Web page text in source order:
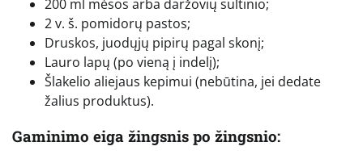
200 ml mėsos arba daržovių sultinio;
2 v. š. pomidorų pastos;
Druskos, juodųjų pipirų pagal skonį;
Lauro lapų (po vieną į indelį);
Šlakelio aliejaus kepimui (nebūtina, jei dedate
žalius produktus).
Gaminimo eiga žingsnis po žingsnio: